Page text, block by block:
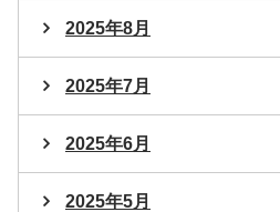
2025年8月
2025年7月
2025年6月
2025年5月